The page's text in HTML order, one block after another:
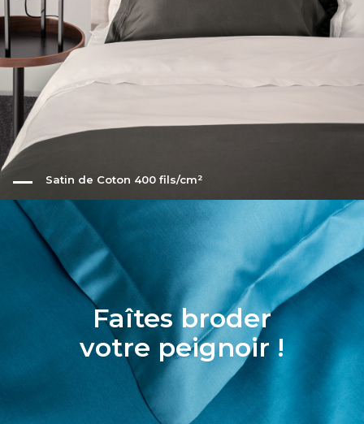
Satin de Coton 400 fils/cm²
Faîtes broder
votre peignoir !